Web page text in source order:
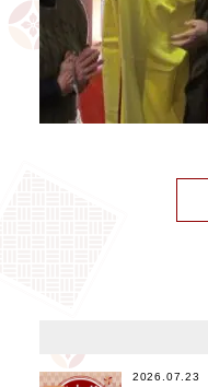
2026.07.23